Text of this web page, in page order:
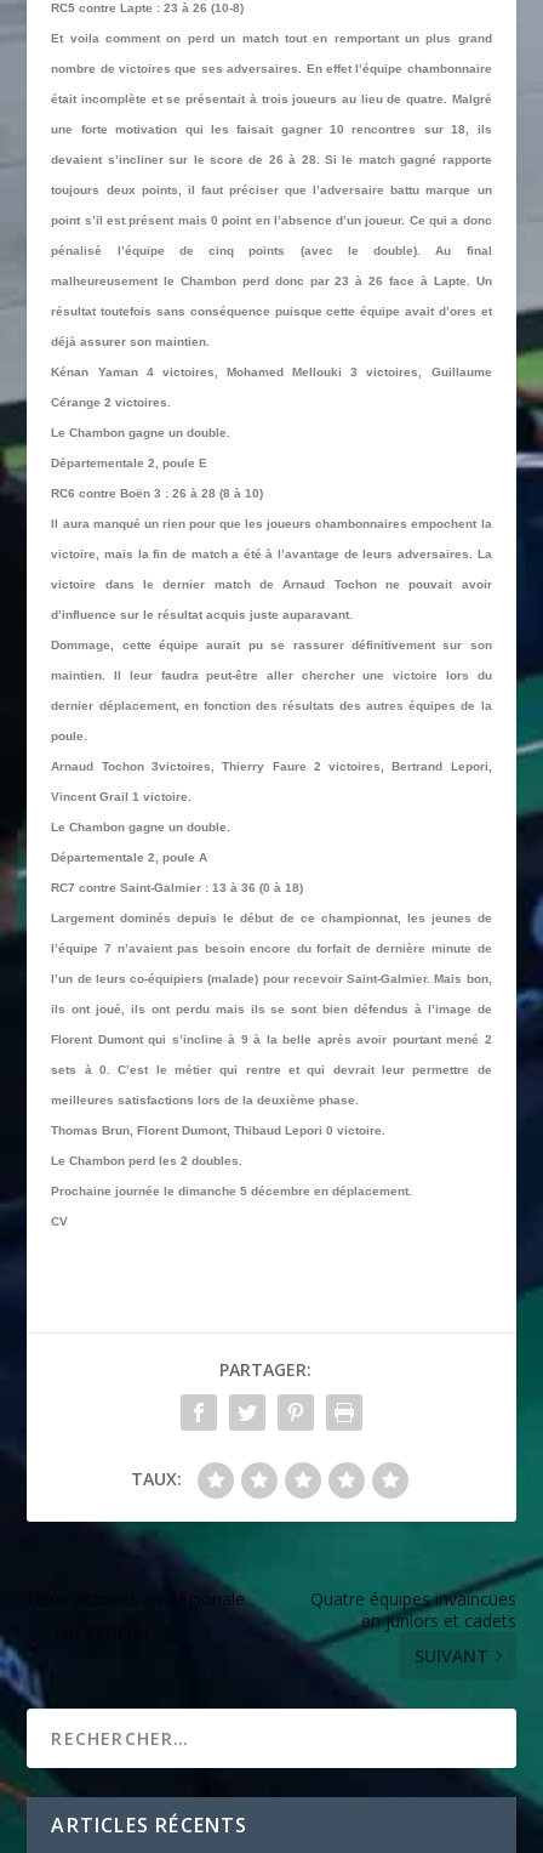
RC5 contre Lapte : 23 à 26 (10-8)
Et voila comment on perd un match tout en remportant un plus grand
nombre de victoires que ses adversaires. En effet l’équipe chambonnaire
était incomplète et se présentait à trois joueurs au lieu de quatre. Malgré
une forte motivation qui les faisait gagner 10 rencontres sur 18, ils
devaient s’incliner sur le score de 26 à 28. Si le match gagné rapporte
toujours deux points, il faut préciser que l’adversaire battu marque un
point s’il est présent mais 0 point en l’absence d’un joueur. Ce qui a donc
pénalisé l’équipe de cinq points (avec le double). Au final
malheureusement le Chambon perd donc par 23 à 26 face à Lapte. Un
résultat toutefois sans conséquence puisque cette équipe avait d’ores et
déjà assurer son maintien.
Kénan Yaman 4 victoires, Mohamed Mellouki 3 victoires, Guillaume
Cérange 2 victoires.
Le Chambon gagne un double.
Départementale 2, poule E
RC6 contre Boën 3 : 26 à 28 (8 à 10)
Il aura manqué un rien pour que les joueurs chambonnaires empochent la
victoire, mais la fin de match a été à l’avantage de leurs adversaires. La
victoire dans le dernier match de Arnaud Tochon ne pouvait avoir
d’influence sur le résultat acquis juste auparavant.
Dommage, cette équipe aurait pu se rassurer définitivement sur son
maintien. Il leur faudra peut-être aller chercher une victoire lors du
dernier déplacement, en fonction des résultats des autres équipes de la
poule.
Arnaud Tochon 3victoires, Thierry Faure 2 victoires, Bertrand Lepori,
Vincent Grail 1 victoire.
Le Chambon gagne un double.
Départementale 2, poule A
RC7 contre Saint-Galmier : 13 à 36 (0 à 18)
Largement dominés depuis le début de ce championnat, les jeunes de
l’équipe 7 n’avaient pas besoin encore du forfait de dernière minute de
l’un de leurs co-équipiers (malade) pour recevoir Saint-Galmier. Mais bon,
ils ont joué, ils ont perdu mais ils se sont bien défendus à l’image de
Florent Dumont qui s’incline à 9 à la belle après avoir pourtant mené 2
sets à 0. C’est le métier qui rentre et qui devrait leur permettre de
meilleures satisfactions lors de la deuxième phase.
Thomas Brun, Florent Dumont, Thibaud Lepori 0 victoire.
Le Chambon perd les 2 doubles.
Prochaine journée le dimanche 5 décembre en déplacement.
CV
PARTAGER:
TAUX:
Deux victoires en Régionale
Quatre équipes invaincues
en juniors et cadets
SUIVANT
ARTICLES RÉCENTS